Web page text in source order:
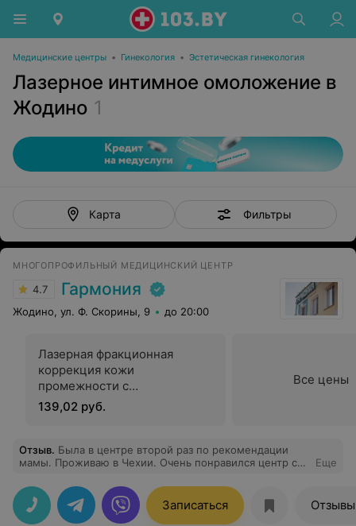
Медицинские центры • Гинекология • Эстетическая гинекология
Лазерное интимное омоложение в
Жодино 1
Карта Фильтры
МНОГОПРОФИЛЬНЫЙ МЕДИЦИНСКИЙ ЦЕНТР
4.7 Гармония
Жодино, ул. Ф. Скорины, 9 до 20:00
Лазерная фракционная
коррекция кожи
промежности с
использованием СО2-лазера
(лифтинг больших половых
139,02 руб.
Все цены
Отзыв. Была в центре второй раз по рекомендации
мамы. Проживаю в Чехии. Очень понравился центр с
врача гинеколога Герасимович Е.М мои
положительные впечатления только усилились
профессиональными компетенциями Елены
Еще
Записаться Отзывы